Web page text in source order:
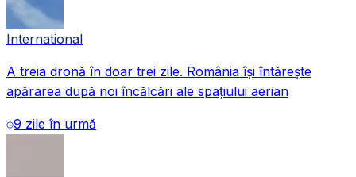
Imagine din timpul participării președintelui Statelor Unite,
International
A treia dronă în doar trei zile. România își întărește
apărarea după noi încălcări ale spațiului aerian
9 zile în urmă